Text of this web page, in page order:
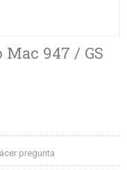
947 / GS
pregunta